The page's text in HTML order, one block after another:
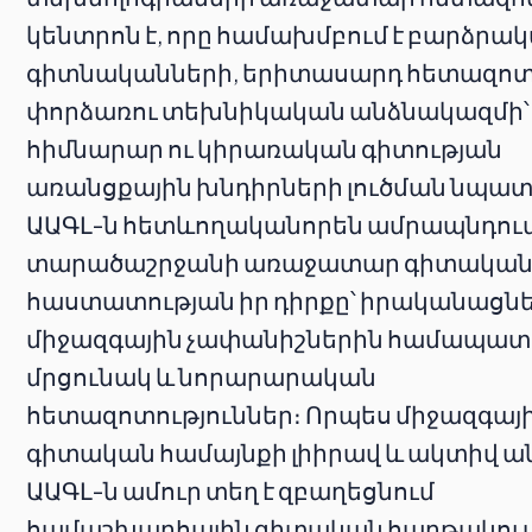
կենտրոն է, որը համախմբում է
գիտնականների, երիտասարդ
փորձառու տեխնիկական անձնակազմի՝
հիմնարար ու կիրառական գիտության
առանցքային խնդիրների լուծման
ԱԱԳԼ-ն հետևողականորեն
տարածաշրջանի առաջատար գիտական
հաստատության իր դիրքը՝
միջազգային չափանիշներին
մրցունակ և նորարարական
հետազոտություններ։ Որպես
գիտական համայնքի լիիրավ և ակտիվ
ԱԱԳԼ-ն ամուր տեղ է զբաղեցնում